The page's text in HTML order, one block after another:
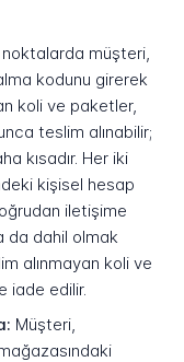
noktalarda müşteri,
kodunu girerek
koli ve paketler,
teslim alınabilir;
kısadır. Her iki
kişisel hesap
iletişime
da dahil olmak
alınmayan koli ve
iade edilir.
Müşteri,